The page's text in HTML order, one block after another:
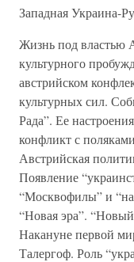
Западная Украина-
Жизнь под властью
культурного
австрийском
культурных сил.
Рада”. Ее
конфликт с
Австрийская
Появление
“Москвофилы” и
“Новая эра”.
Накануне первой
Талергоф. Роль